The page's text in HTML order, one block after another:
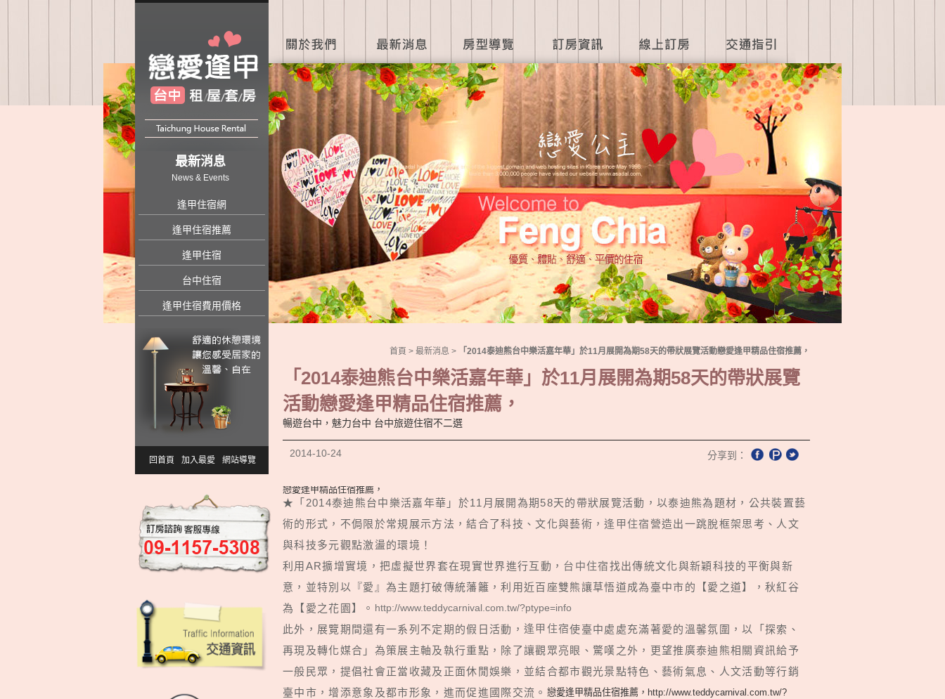
最新消息
News & Events
逢甲住宿網
逢甲住宿推薦
逢甲住宿
台中住宿
逢甲住宿費用價格
回首頁 加入最愛 網站導覽
首頁 > 最新消息 > 「2014泰迪熊台中樂活嘉年華」於11月展開為期58天的帶狀展覽活動戀愛逢甲精品住宿推薦，
「2014泰迪熊台中樂活嘉年華」於11月展開為期58天的帶狀展覽
活動戀愛逢甲精品住宿推薦，
暢遊台中，魅力台中 台中旅遊住宿不二選
2014-10-24 分享到：
戀愛逢甲精品住宿推薦，
★「2014泰迪熊台中樂活嘉年華」於11月展開為期58天的帶狀展覽活動，以泰迪熊為題材，公共裝置藝
術的形式，不侷限於常規展示方法，結合了科技、文化與藝術，逢甲住宿 營造出一跳脫框架思考、人文
與科技多元觀點激盪的環境！
利用AR擴增實境，把虛擬世界套在現實世界進行互動， 台中住宿找出傳統文化與新穎科技的平衡與新
意，並特別以『愛』為主題打破傳統藩籬，利用近百座雙熊讓草悟道成為臺中市的【愛之道】，秋紅谷
為【愛之花園】。 http://www.teddycarnival.com.tw/?ptype=info
此外，展覽期間還有一系列不定期的假日活動， 逢甲住宿使臺中處處充滿著愛的溫馨氛圍，以「探索、
再現及轉化媒合」為策展主軸及執行重點，除了讓觀眾亮眼、驚嘆之外，更望推廣泰迪熊相關資訊給予
一般民眾，提倡社會正當收藏及正面休閒娛樂，並結合都市觀光景點特色、藝術氣息、人文活動等行銷
臺中市，增添意象及都市形象，進而促進國際交流。 戀愛逢甲精品住宿推薦，http://www.teddycarnival.com.tw/?